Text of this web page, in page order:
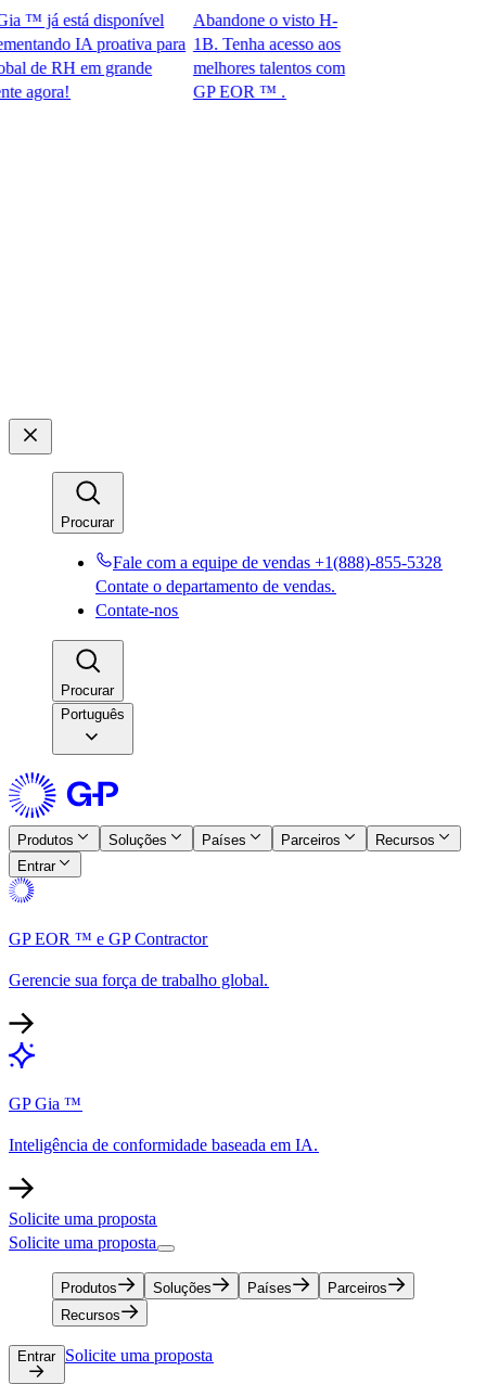
já está disponível
IA proativa para
RH em grande
Abandone o visto H-
1B. Tenha acesso aos
melhores talentos com
GP EOR ™ .​​
Procurar​​
Fale com a equipe de vendas +1(888)-855-5328​​
Contate o departamento de vendas.​​
Contate-nos​​
Procurar​​
Português
Produtos​​ Soluções​​ Países​​ Parceiros​​
Recursos​​
Entrar​​
GP EOR ™ e GP Contractor​​
Gerencie sua força de trabalho global.​​
GP Gia ™​​
Inteligência de conformidade baseada em IA.​​
Solicite uma proposta​​
Solicite uma proposta​​
Produtos​​ Soluções​​ Países​​
Parceiros​​
Recursos​​
Entrar​​ Solicite uma proposta​​